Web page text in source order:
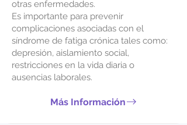
otras enfermedades.
Es importante para prevenir
complicaciones asociadas con el
síndrome de fatiga crónica tales como:
depresión, aislamiento social,
restricciones en la vida diaria o
ausencias laborales.
Más Información